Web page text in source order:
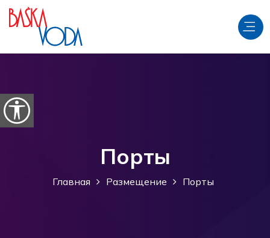
перейти к содержанию
Откройте параметры доступности
Порты
Главная Размещение Порты